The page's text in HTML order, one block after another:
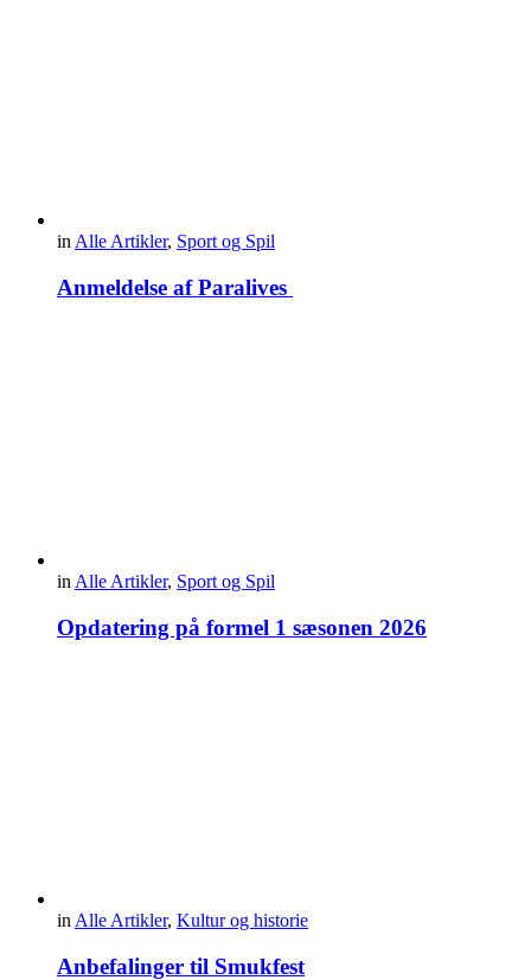
inAlle Artikler, Sport og Spil
Anmeldelse af Paralives
in Alle Artikler, Sport og Spil
Opdatering på formel 1 sæsonen 2026
in Alle Artikler, Kultur og historie
Anbefalinger til Smukfest